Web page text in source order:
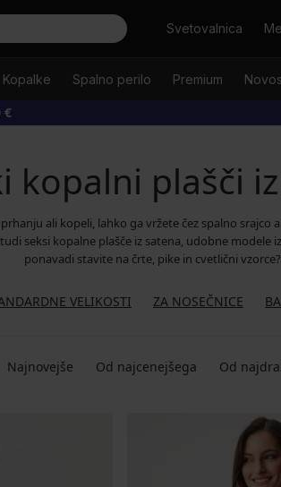
Svetovalnica
Kopalke Spalno perilo Premium
€
kopalni plašči
ali kopeli, lahko ga vržete čez spalno
seksi kopalne plašče iz satena, udobne
ponavadi stavite na črte, pike in cvetlični vzorce?
VELIKOSTI ZA NOSEČNICE
Najnovejše Od najcenejšega Od